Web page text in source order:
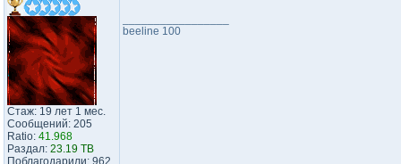
Стаж: 19 лет 1 мес.
Сообщений: 205
Ratio: 41.968
Раздал: 23.19 TB
Поблагодарили: 962
beeline 100